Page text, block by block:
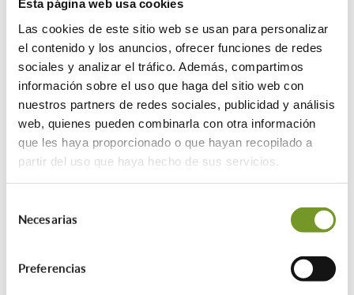
Esta página web usa cookies
Las cookies de este sitio web se usan para personalizar
el contenido y los anuncios, ofrecer funciones de redes
sociales y analizar el tráfico. Además, compartimos
información sobre el uso que haga del sitio web con
nuestros partners de redes sociales, publicidad y análisis
web, quienes pueden combinarla con otra información
que les haya proporcionado o que hayan recopilado a
partir del uso que haya hecho de sus servicios.
Necesarias
Preferencias
Los datos personales proporcionados se conservarán por el
siguiente periodo:
Periodo indeterminado. Los datos se mantendrán durante el
tiempo que es necesario para cumplir con la finalidad para la
que se recabaron y para determinar las posibles
responsabilidades que se pudieran derivar de dicha finalidad
y del tratamiento de los datos.
¿A qué destinatarios se
comunicarán sus datos?
Intervención General, Tesorería General y otros órganos de la
Comunidad de Madrid que participan en el procedimiento.
Tribunales de Justicia, Tribunal de Cuentas, Defensor del